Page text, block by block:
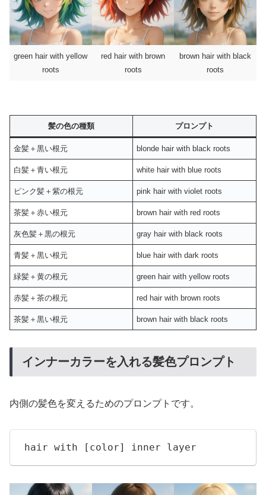
green hair with yellow
roots
red hair with brown
roots
brown hair with black
roots
髪の色の種類 プロンプト
金髪＋黒い根元 blonde hair with black roots
白髪＋青い根元 white hair with blue roots
ピンク髪＋紫の根元 pink hair with violet roots
茶髪＋赤い根元 brown hair with red roots
灰色髪＋黒の根元 gray hair with black roots
青髪＋黒い根元 blue hair with dark roots
緑髪＋黄の根元 green hair with yellow roots
赤髪＋茶の根元 red hair with brown roots
茶髪＋黒い根元 brown hair with black roots
インナーカラーを入れる髪色プロンプト
内側の髪色を変えるためのプロンプトです。
hair with [color] inner layer